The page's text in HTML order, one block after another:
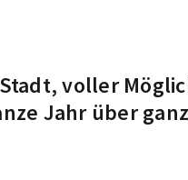
voller
Jahr über